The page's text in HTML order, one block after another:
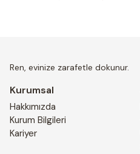
Ren, evinize zarafetle dokunur.
Kurumsal
Hakkımızda
Kurum Bilgileri
Kariyer